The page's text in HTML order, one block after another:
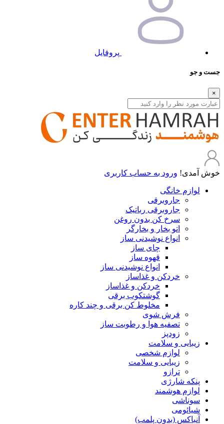
پروفایل
جست و جو
×
خوش آمدی! ورود به حساب کاربری
لوازم خانگی
جاروبرقی
جاروبرقی رباتیک
سرخ کن بدون روغن
اتو بخار و بخارگر
انواع نوشیدنی ساز
چای ساز
قهوه ساز
انواع نوشیدنی ساز
خردکن و غذاساز
خردکن و غذاساز
گوشتکوب برقی
مخلوط کن برقی و چند کاره
فرش شوی
تصفیه هوا و رطوبت ساز
زودپز
زیبایی و سلامت
لوازم شخصی
زیبایی و سلامت
ترازو
پنکه شارژی
لوازم هوشمند
سوناشی
شیائومی
آنباکس (بدون پلمب)